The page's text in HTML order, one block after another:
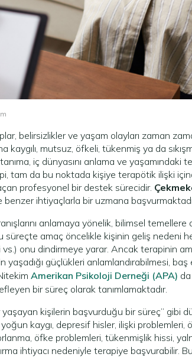
belirsizlikler ve yaşam olayları zaman
mutsuz, öfkeli, tükenmiş ya da
iç dünyasını anlama ve
tam da bu noktada kişiye terapötik ilişki
profesyonel bir destek sürecidir.
ihtiyaçlarla bir uzmana
anlamaya yönelik, bilimsel
amaç öncelikle kişinin geliş nedeni
onu dindirmeye yarar. Ancak terapinin
güçlükleri anlamlandırabilmesi,
Amerikan Psikoloji Derneği (APA)
bir süreç olarak tanımlamaktadır.
kişilerin başvurduğu bir süreç” gibi
kaygı, depresif hisler, ilişki problemleri,
öfke problemleri, tükenmişlik hissi,
ihtiyacı nedeniyle terapiye başvurabilir.